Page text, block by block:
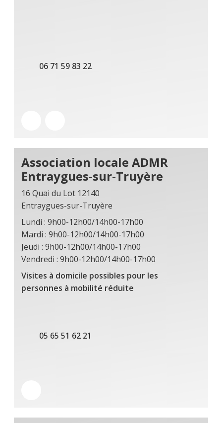
06 71 59 83 22
Association locale ADMR
Entraygues-sur-Truyère
16 Quai du Lot 12140
Entraygues-sur-Truyère
Lundi : 9h00-12h00/14h00-17h00
Mardi : 9h00-12h00/14h00-17h00
Jeudi : 9h00-12h00/14h00-17h00
Vendredi : 9h00-12h00/14h00-17h00
Visites à domicile possibles pour les
personnes à mobilité réduite
05 65 51 62 21